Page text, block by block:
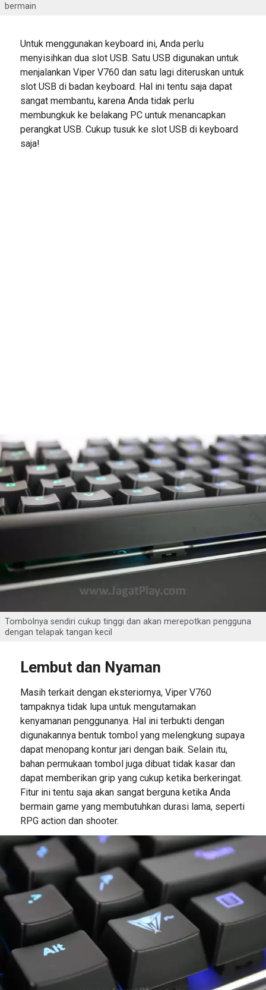
bermain
Untuk menggunakan keyboard ini, Anda perlu
menyisihkan dua slot USB. Satu USB digunakan untuk
menjalankan Viper V760 dan satu lagi diteruskan untuk
slot USB di badan keyboard. Hal ini tentu saja dapat
sangat membantu, karena Anda tidak perlu
membungkuk ke belakang PC untuk menancapkan
perangkat USB. Cukup tusuk ke slot USB di keyboard
saja!
Tombolnya sendiri cukup tinggi dan akan merepotkan pengguna
dengan telapak tangan kecil
Lembut dan Nyaman
Masih terkait dengan eksteriornya, Viper V760
tampaknya tidak lupa untuk mengutamakan
kenyamanan penggunanya. Hal ini terbukti dengan
digunakannya bentuk tombol yang melengkung supaya
dapat menopang kontur jari dengan baik. Selain itu,
bahan permukaan tombol juga dibuat tidak kasar dan
dapat memberikan grip yang cukup ketika berkeringat.
Fitur ini tentu saja akan sangat berguna ketika Anda
bermain game yang membutuhkan durasi lama, seperti
RPG action dan shooter.